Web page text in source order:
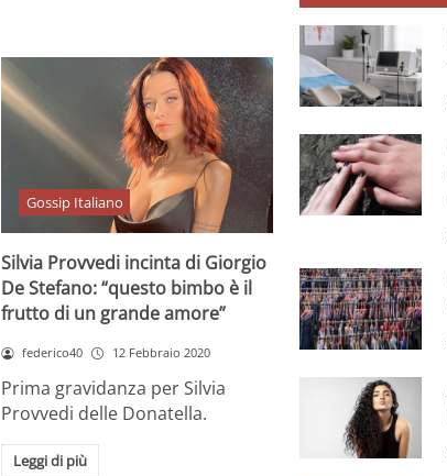
Gossip Italiano
Silvia Provvedi incinta di Giorgio
De Stefano: “questo bimbo è il
frutto di un grande amore”
federico40 12 Febbraio 2020
Prima gravidanza per Silvia
Provvedi delle Donatella.
Leggi di più